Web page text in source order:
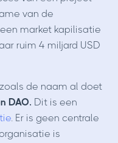
van de
market kapilisatie
ruim 4 miljard USD
de naam al doet
DAO. Dit is een
. Er is geen centrale
is